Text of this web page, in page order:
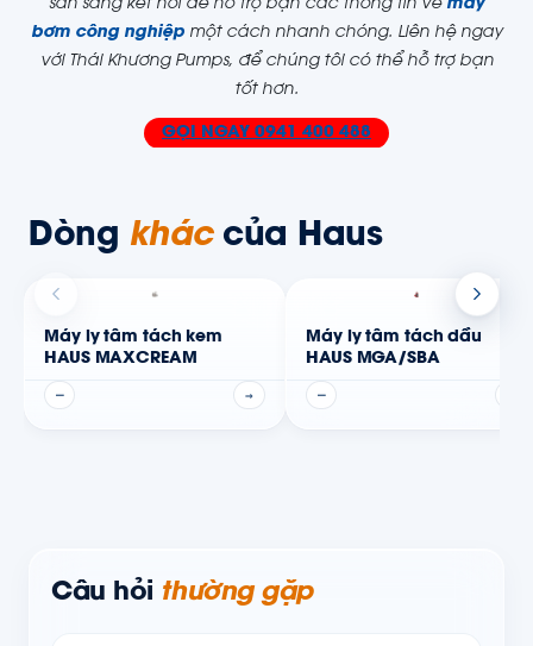
sẵn sàng kết nối để hỗ trợ bạn các thông tin về máy
bơm công nghiệpmột cách nhanh chóng. Liên hệ ngay
với Thái Khương Pumps, để chúng tôi có thể hỗ trợ bạn
tốt hơn.
GỌI NGAY 0941 400 488
Dòng kháccủa Haus
Máy ly tâm tách kem
HAUS MAXCREAM
— →
Máy ly tâm tách dầu
HAUS MGA/SBA
—
Câu hỏi thường gặp